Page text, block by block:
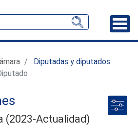
Diputadas y diputados
(2023-Actualidad)